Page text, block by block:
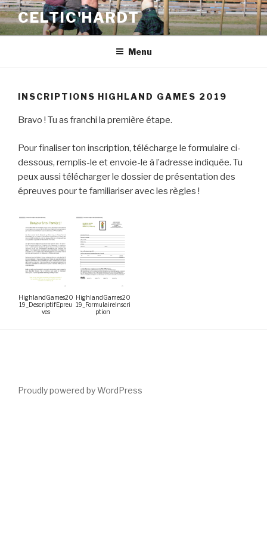
Skip
to
content
CELTIC'HARDT
Menu
INSCRIPTIONS HIGHLAND GAMES 2019
Bravo ! Tu as franchi la première étape.
Pour finaliser ton inscription, télécharge le formulaire ci-
dessous, remplis-le et envoie-le à l’adresse indiquée. Tu
peux aussi télécharger le dossier de présentation des
épreuves pour te familiariser avec les règles !
HighlandGames20
19_DescriptifEpreu
ves
HighlandGames20
19_FormulaireInscri
ption
Proudly powered by WordPress